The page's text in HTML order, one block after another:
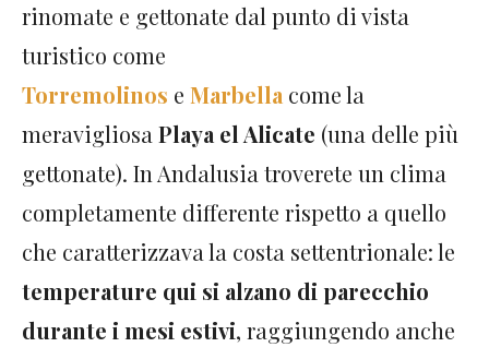
rinomate e gettonate dal punto di vista
turistico come
Torremolinos e Marbella come la
meravigliosa Playa el Alicate (una delle più
gettonate). In Andalusia troverete un clima
completamente differente rispetto a quello
che caratterizzava la costa settentrionale: le
temperature qui si alzano di parecchio
durante i mesi estivi, raggiungendo anche